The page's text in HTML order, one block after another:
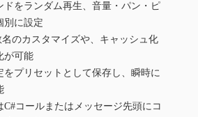
ドをランダム再生、音量・パン・ピ
別に設定
のカスタマイズや、キャッシュ化
が可能
をプリセットとして保存し、瞬時に
C#コールまたはメッセージ先頭にコ